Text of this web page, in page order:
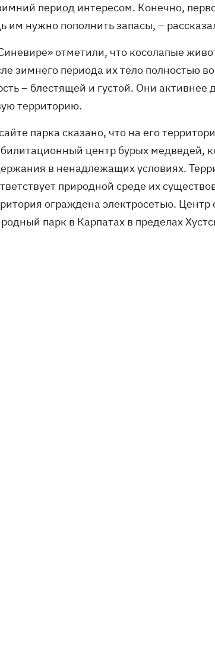
период интересом. Конечно,
им нужно пополнить запасы, –
отметили, что косолапые
зимнего периода их тело полностью
– блестящей и густой. Они
территорию.
парка сказано, что на его
центр бурых медведей,
в ненадлежащих условиях.
природной среде их
ограждена электросетью. Центр
парк в Карпатах в пределах